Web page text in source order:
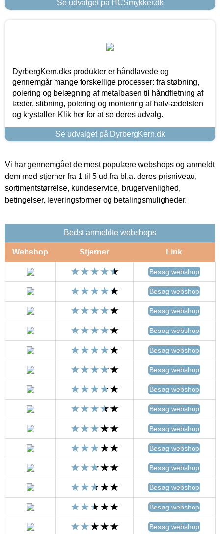
Se udvalget på HCSmykker.dk
DyrbergKern.dks produkter er håndlavede og
gennemgår mange forskellige processer: fra støbning,
polering og belægning af metalbasen til håndfletning af
læder, slibning, polering og montering af halv-ædelsten
og krystaller. Klik her for at se deres udvalg.
Se udvalget på DyrbergKern.dk
Vi har gennemgået de mest populære webshops og anmeldt
dem med stjerner fra 1 til 5 ud fra bl.a. deres prisniveau,
sortimentstørrelse, kundeservice, brugervenlighed,
betingelser, leveringsformer og betalingsmuligheder.
Bedst anmeldte webshops
Webshop Stjerner Link
Besøg webshop
Besøg webshop
Besøg webshop
Besøg webshop
Besøg webshop
Besøg webshop
Besøg webshop
Besøg webshop
Besøg webshop
Besøg webshop
Besøg webshop
Besøg webshop
Besøg webshop
Besøg webshop